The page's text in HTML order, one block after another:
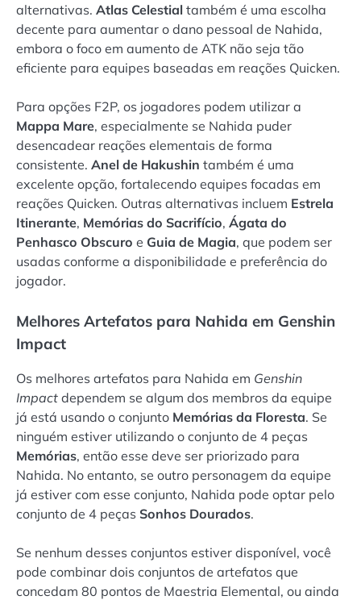
alternativas. Atlas Celestial também é uma escolha
decente para aumentar o dano pessoal de Nahida,
embora o foco em aumento de ATK não seja tão
eficiente para equipes baseadas em reações Quicken.
Para opções F2P, os jogadores podem utilizar a
Mappa Mare, especialmente se Nahida puder
desencadear reações elementais de forma
consistente. Anel de Hakushin também é uma
excelente opção, fortalecendo equipes focadas em
reações Quicken. Outras alternativas incluem Estrela
Itinerante, Memórias do Sacrifício, Ágata do
Penhasco Obscuro e Guia de Magia, que podem ser
usadas conforme a disponibilidade e preferência do
jogador.
Melhores Artefatos para Nahida em Genshin
Impact
Os melhores artefatos para Nahida em Genshin
Impact dependem se algum dos membros da equipe
já está usando o conjunto Memórias da Floresta. Se
ninguém estiver utilizando o conjunto de 4 peças
Memórias, então esse deve ser priorizado para
Nahida. No entanto, se outro personagem da equipe
já estiver com esse conjunto, Nahida pode optar pelo
conjunto de 4 peças Sonhos Dourados.
Se nenhum desses conjuntos estiver disponível, você
pode combinar dois conjuntos de artefatos que
concedam 80 pontos de Maestria Elemental, ou ainda